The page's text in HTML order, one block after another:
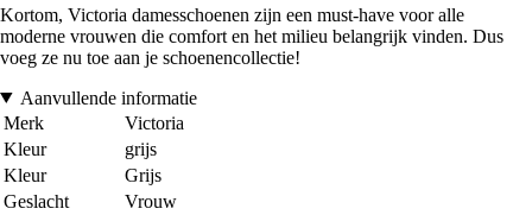
Kortom, Victoria damesschoenen zijn een must-have voor alle
moderne vrouwen die comfort en het milieu belangrijk vinden. Dus
voeg ze nu toe aan je schoenencollectie!
Aanvullende informatie
Merk
Victoria
Kleur
grijs
Kleur
Grijs
Geslacht
Vrouw